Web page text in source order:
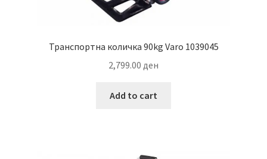
Транспортна количка 90kg Varo 1039045
2,799.00 ден
Add to cart